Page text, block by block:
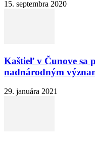
15. septembra 2020
Kaštieľ v Čunove sa
nadnárodným
29. januára 2021